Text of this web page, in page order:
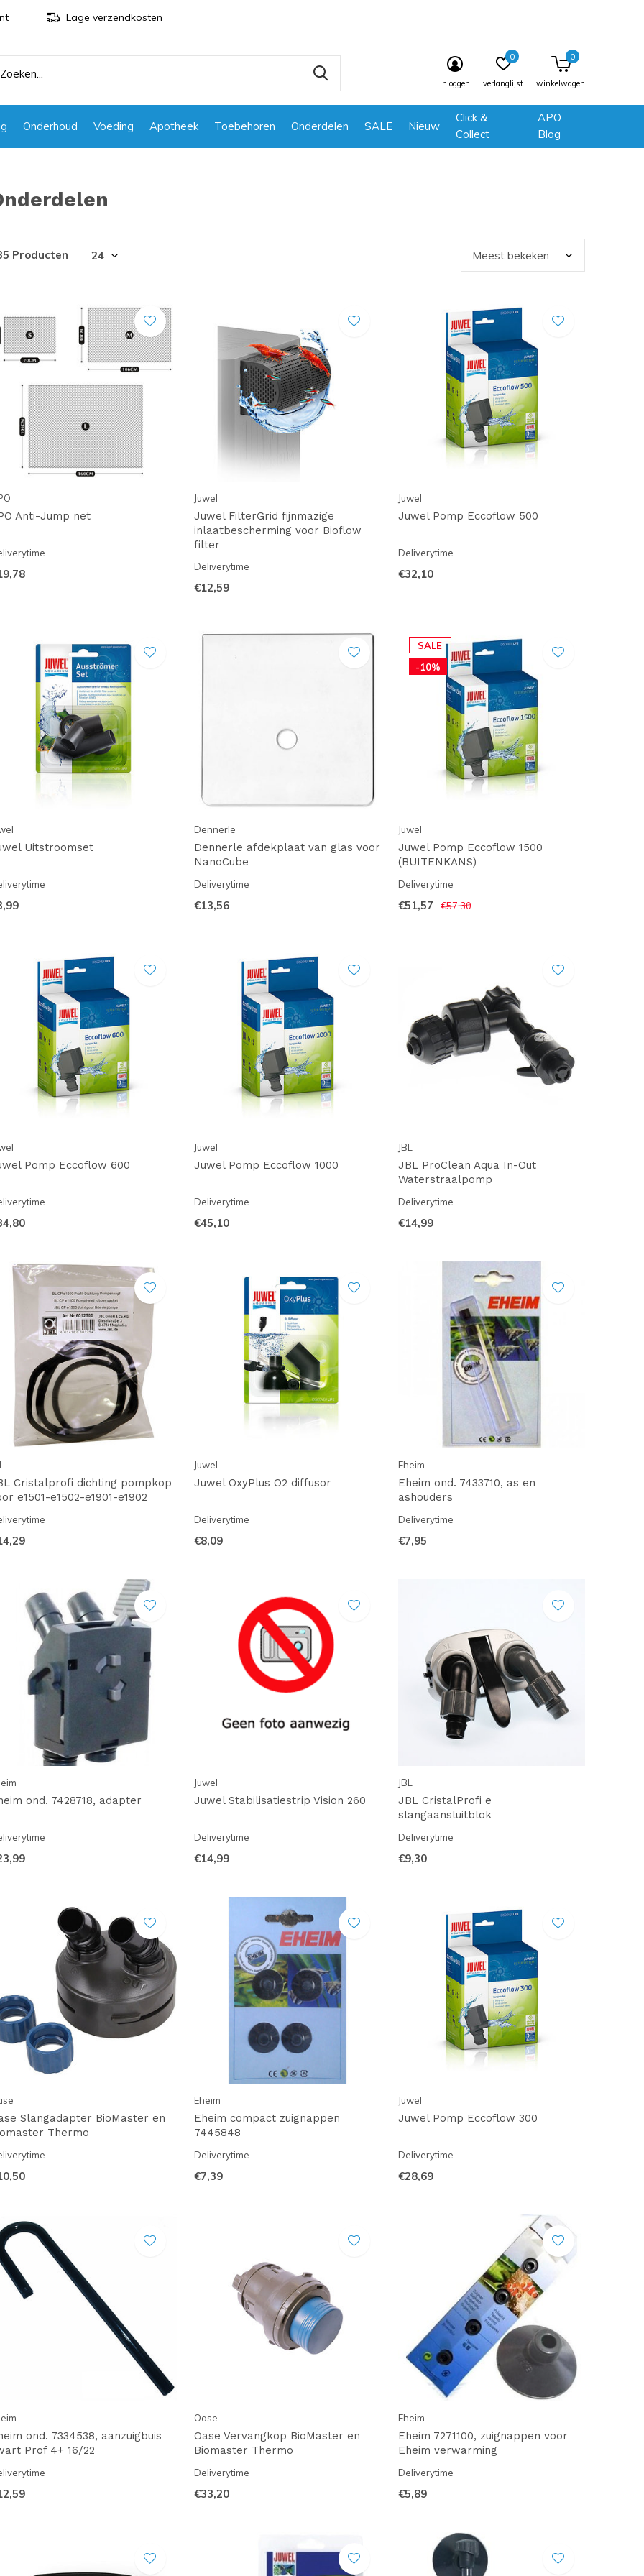
Onderhoud Voeding Apotheek Toebehoren Onderdelen SALE Nieuw
Click &
Collect
APO
Blog
inloggen verlanglijst
0
winkelwagen
0
Lage verzendkosten
Producten
Anti-Jump net
Juwel
Juwel FilterGrid fijnmazige
inlaatbescherming voor Bioflow
filter
Deliverytime
€12,59
Juwel
Juwel Pomp Eccoflow 500
Deliverytime
€32,10
Uitstroomset
Dennerle
Dennerle afdekplaat van glas voor
NanoCube
Deliverytime
€13,56
SALE
-10%
Juwel
Juwel Pomp Eccoflow 1500
(BUITENKANS)
Deliverytime
€51,57 €57,30
Pomp Eccoflow 600
Juwel
Juwel Pomp Eccoflow 1000
Deliverytime
€45,10
JBL
JBL ProClean Aqua In-Out
Waterstraalpomp
Deliverytime
€14,99
Cristalprofi dichting pompkop
e1501-e1502-e1901-e1902
Juwel
Juwel OxyPlus O2 diffusor
Deliverytime
€8,09
Eheim
Eheim ond. 7433710, as en
ashouders
Deliverytime
€7,95
ond. 7428718, adapter
Juwel
Juwel Stabilisatiestrip Vision 260
Deliverytime
€14,99
JBL
JBL CristalProfi e
slangaansluitblok
Deliverytime
€9,30
Slangadapter BioMaster en
Thermo
Eheim
Eheim compact zuignappen
7445848
Deliverytime
€7,39
Juwel
Juwel Pomp Eccoflow 300
Deliverytime
€28,69
ond. 7334538, aanzuigbuis
Prof 4+ 16/22
Oase
Oase Vervangkop BioMaster en
Biomaster Thermo
Deliverytime
€33,20
Eheim
Eheim 7271100, zuignappen voor
Eheim verwarming
Deliverytime
€5,89